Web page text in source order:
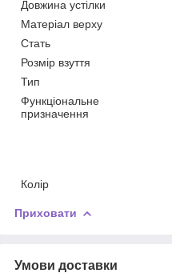
Довжина устілки
Матеріал верху
Стать
Розмір взуття
Тип
Функціональне
призначення
Колір
Приховати
Умови доставки